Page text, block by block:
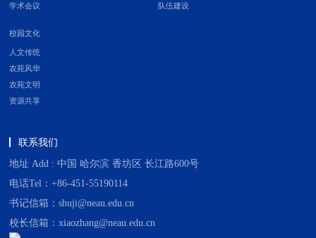
学术会议
队伍建设
校园文化
人文传统
农苑风华
农苑文明
资源共享
联系我们
地址 Add : 中国 哈尔滨 香坊区 长江路600号
电话Tel：+86-451-55190114
书记信箱：shuji@neau.edu.cn
校长信箱：xiaozhang@neau.edu.cn